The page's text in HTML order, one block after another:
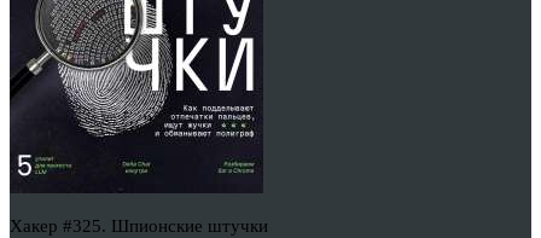
Хакер #325. Шпионские штучки